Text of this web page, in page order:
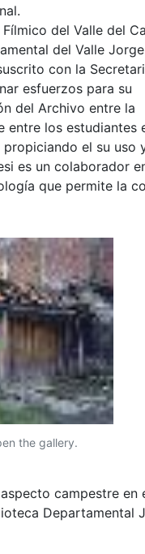
del Valle del
del Valle
con la
esfuerzos para su
del Archivo entre la
entre los estudiantes
el su uso
es un colaborador
que permite la
the gallery.
campestre en
Departamental